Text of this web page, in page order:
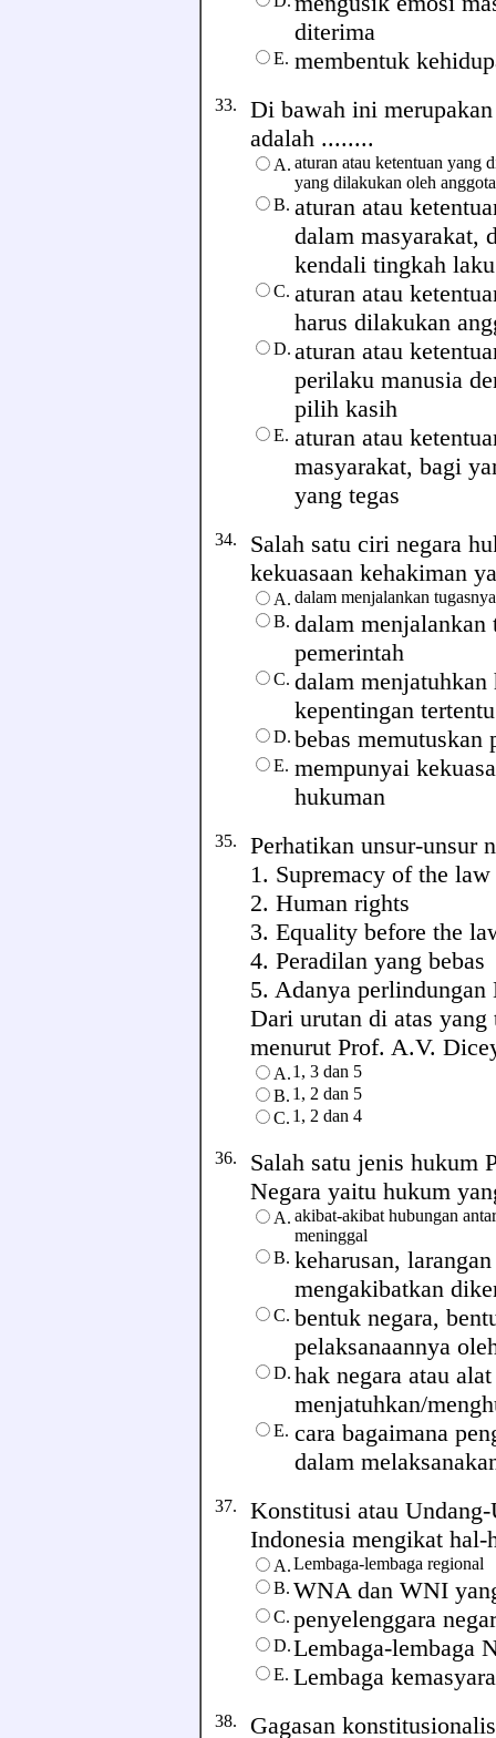
diterima
E. membentuk
33. Di bawah ini
adalah ........
A. aturan atau ketentuan yang
yang dilakukan oleh
B. aturan atau
dalam masyarakat,
kendali tingkah
C. aturan atau
harus dilakukan
D. aturan atau
perilaku manusia
pilih kasih
E. aturan atau
masyarakat, bagi
yang tegas
34. Salah satu ciri negara
kekuasaan kehakiman
A. dalam menjalankan
B. dalam menjalankan
pemerintah
C. dalam
kepentingan tertentu
D. bebas memutuskan
E. mempunyai
hukuman
35. Perhatikan unsur-unsur
1. Supremacy of the law
2. Human rights
3. Equality before the
4. Peradilan yang bebas
5. Adanya
Dari urutan di atas yang
menurut Prof. A.V.
A.1, 3 dan 5
B. 1, 2 dan 5
C. 1, 2 dan 4
36. Salah satu jenis hukum
Negara yaitu hukum
A. akibat-akibat hubungan
meninggal
B. keharusan,
mengakibatkan
C. bentuk negara,
pelaksanaannya
D. hak negara atau
menjatuhkan/
E. cara bagaimana
dalam
37. Konstitusi atau
Indonesia mengikat
A.Lembaga-lembaga regional
B. WNA dan WNI
C. penyelenggara
D.Lembaga-lembaga
E. Lembaga
38. Gagasan